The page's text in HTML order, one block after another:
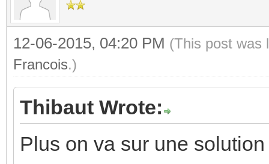
12-06-2015, 04:20 PM (This post was
Francois.)
Thibaut Wrote:
Plus on va sur une